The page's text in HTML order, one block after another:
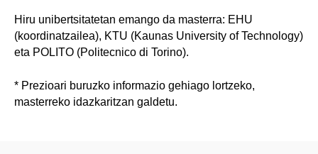
Hiru unibertsitatetan emango da masterra: EHU
(koordinatzailea), KTU (Kaunas University of Technology)
eta POLITO (Politecnico di Torino).
* Prezioari buruzko informazio gehiago lortzeko,
masterreko idazkaritzan galdetu.